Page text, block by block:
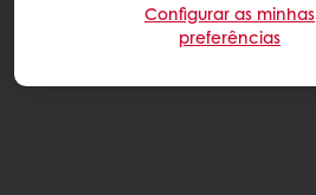
Configurar as minhas
preferências